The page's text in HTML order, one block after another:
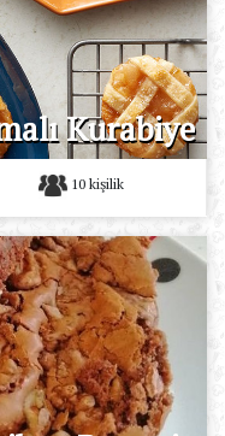
Kurabiye
10 kişilik